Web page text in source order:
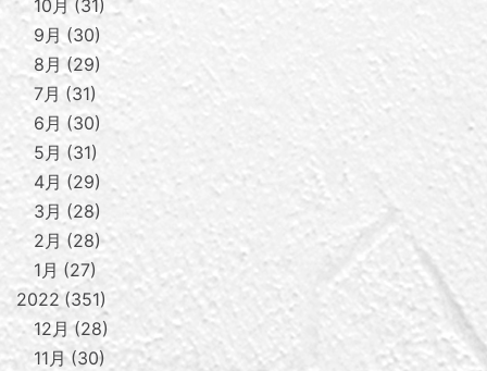
10月 31
9月
30
8月
29
7月
31
6月
30
5月
31
4月
29
3月
28
2月
28
1月
27
2022 351
12月
28
11月 30